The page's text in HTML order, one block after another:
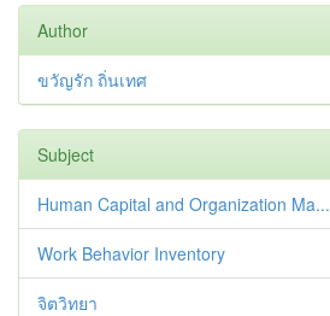
Author
ขวัญรัก ถิ่นเทศ
Subject
Human Capital and Organization Ma...
Work Behavior Inventory
จิตวิทยา